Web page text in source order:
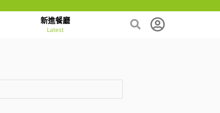
新進餐廳
Latest